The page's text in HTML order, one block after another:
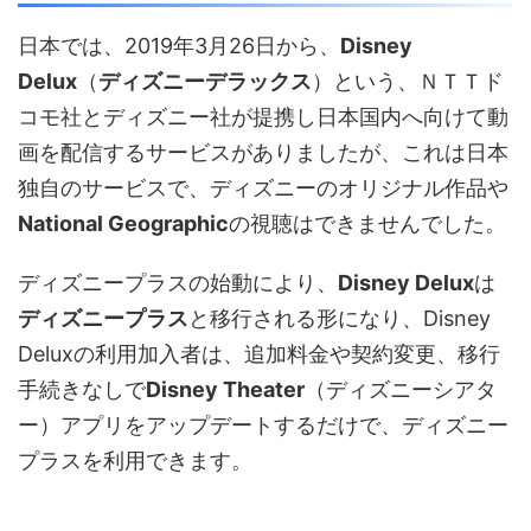
日本では、2019年3月26日から、 Disney
Delux （ディズニーデラックス）という、ＮＴＴド
コモ社とディズニー社が提携し日本国内へ向けて動
画を配信するサービスがありましたが、これは日本
独自のサービスで、ディズニーのオリジナル作品や
National Geographicの視聴はできませんでした。
ディズニープラスの始動により、 Disney Deluxは
ディズニープラスと移行される形になり、Disney
Deluxの利用加入者は、追加料金や契約変更、移行
手続きなしでDisney Theater （ディズニーシアタ
ー）アプリをアップデートするだけで、ディズニー
プラスを利用できます。